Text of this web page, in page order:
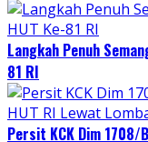
Langkah Penuh
81 RI
Persit KCK Dim 1708/